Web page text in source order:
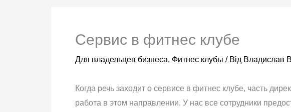
Сервис в фитнес клубе
Для владельцев бизнеса, Фитнес клубы / Від Владислав
Когда речь заходит о сервисе в фитнес клубе, часть
работа в этом направлении. У нас все сотрудники